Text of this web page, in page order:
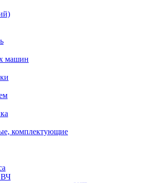
машин
комплектующие
ВЧ